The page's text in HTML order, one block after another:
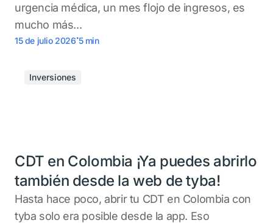
urgencia médica, un mes flojo de ingresos, es
mucho más...
15 de julio 2026.5 min
Inversiones
CDT en Colombia ¡Ya puedes abrirlo
también desde la web de tyba!
Hasta hace poco, abrir tu CDT en Colombia con
tyba solo era posible desde la app. Eso